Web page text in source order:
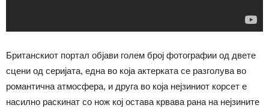
Британскиот портал објави голем број фотографии од двете
сцени од серијата, една во која актерката се разголува во
романтична атмосфера, и друга во која нејзиниот корсет е
насилно раскинат со нож кој остава крвава рана на нејзините